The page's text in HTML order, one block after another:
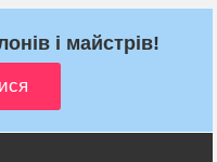
і майстрів!